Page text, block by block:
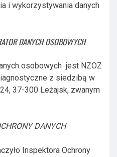
i wykorzystywania danych
DANYCH OSOBOWYCH
osobowych jest NZOZ
z siedzibą w
37-300 Leżajsk, zwanym
DANYCH
Inspektora Ochrony